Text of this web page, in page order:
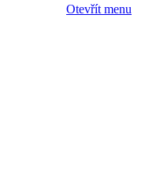
Otevřít menu